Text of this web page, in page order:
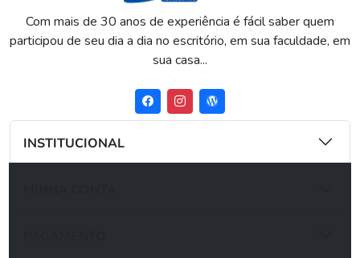
Com mais de 30 anos de experiência é fácil saber quem
participou de seu dia a dia no escritório, em sua faculdade, em
sua casa...
INSTITUCIONAL